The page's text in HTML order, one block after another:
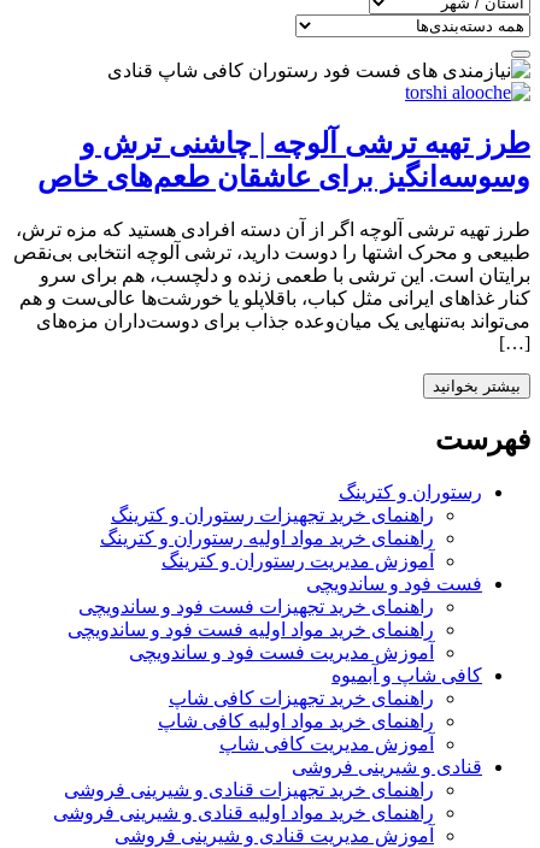
طرز تهیه ترشی آلوچه | چاشنی ترش و
وسوسه‌انگیز برای عاشقان طعم‌های خاص
طرز تهیه ترشی آلوچه اگر از آن دسته افرادی هستید که مزه ترش،
طبیعی و محرک اشتها را دوست دارید، ترشی آلوچه انتخابی بی‌نقص
برایتان است. این ترشی با طعمی زنده و دلچسب، هم برای سرو
کنار غذاهای ایرانی مثل کباب، باقلاپلو یا خورشت‌ها عالی‌ست و هم
می‌تواند به‌تنهایی یک میان‌وعده جذاب برای دوست‌داران مزه‌های
[…]
بیشتر بخوانید
فهرست
رستوران و کترینگ
راهنمای خرید تجهیزات رستوران و کترینگ
راهنمای خرید مواد اولیه رستوران و کترینگ
آموزش مدیریت رستوران و کترینگ
فست فود و ساندویچی
راهنمای خرید تجهیزات فست فود و ساندویچی
راهنمای خرید مواد اولیه فست فود و ساندویچی
آموزش مدیریت فست فود و ساندویچی
کافی شاپ و آبمیوه
راهنمای خرید تجهیزات کافی شاپ
راهنمای خرید مواد اولیه کافی‌ شاپ‌
آموزش مدیریت کافی شاپ
قنادی و شیرینی فروشی
راهنمای خرید تجهیزات قنادی و شیرینی فروشی
راهنمای خرید مواد اولیه قنادی و شیرینی فروشی
آموزش مدیریت قنادی و شیرینی فروشی